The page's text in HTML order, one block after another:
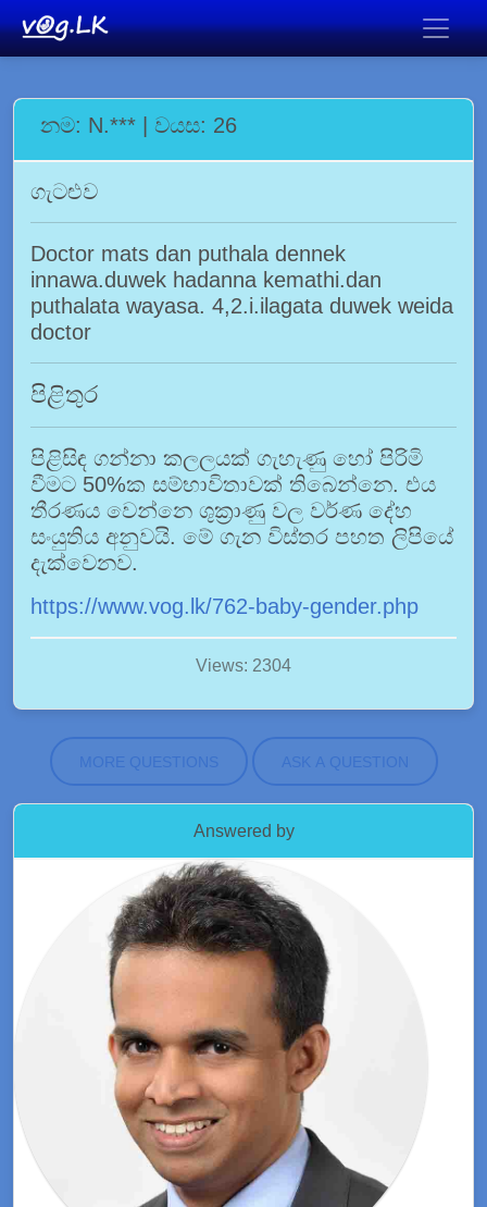
නම: N.*** | වයස: 26
ගැටළුව
Doctor mats dan puthala dennek
innawa.duwek hadanna kemathi.dan
puthalata wayasa. 4,2.i.ilagata duwek weida
doctor
පිළිතුර
පිළිසිඳ ගන්නා කලලයක් ගැහැණු හෝ පිරිමි
වීමට 50%ක සම්භාවිතාවක් තිබෙන්නෙ. එය
තීරණය වෙන්නෙ ශුක්‍රාණු වල වර්ණ දේහ
සංයුතිය අනුවයි. මේ ගැන විස්තර පහත ලිපියේ
දැක්වෙනව.
https://www.vog.lk/762-baby-gender.php
Views: 2304
MORE QUESTIONS ASK A QUESTION
Answered by